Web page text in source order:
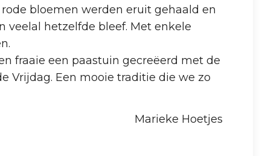
bloemen werden eruit gehaald en
veelal hetzelfde bleef. Met enkele
fraaie een paastuin gecreëerd met de
Vrijdag. Een mooie traditie die we zo
Marieke Hoetjes